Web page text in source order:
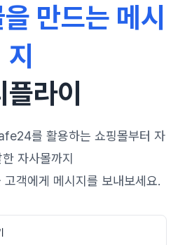
만드는 메시
지
라이
를 활용하는 쇼핑몰부터 자
자사몰까지
객에게 메시지를 보내보세요.